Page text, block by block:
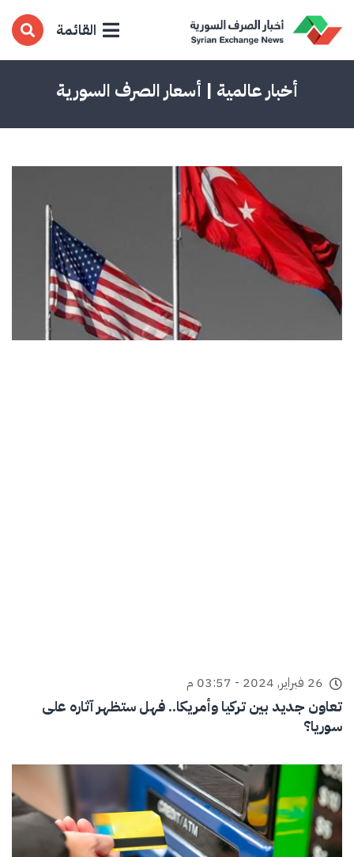
القائمة
أخبار عالمية | أسعار الصرف السورية
26 فبراير, 2024 - 03:57 م
تعاون جديد بين تركيا وأمريكا.. فهل ستظهر آثاره على
سوريا؟